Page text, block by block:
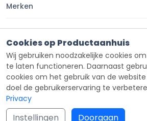
Merken
Contact
Copyright © Productaanhuis
Cookies op Productaanhuis
Wij gebruiken noodzakelijke cookies
te laten functioneren. Daarnaast
cookies om het gebruik van de
doel de gebruikerservaring te
Privacy
Instellingen Doorgaan